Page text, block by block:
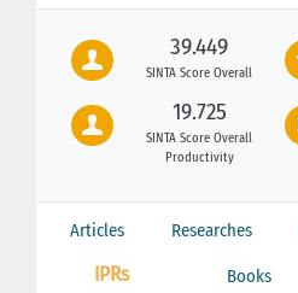
39.449
SINTA Score Overall
19.725
SINTA Score Overall
Productivity
Articles Researches
IPRs Books